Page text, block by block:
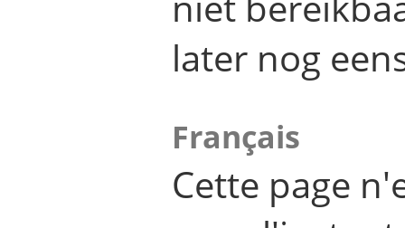
later nog
Français
Cette page